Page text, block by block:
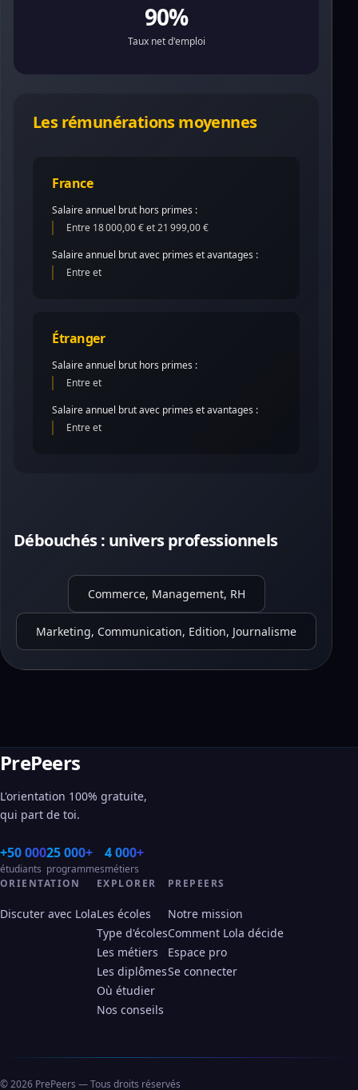
90%
Taux net d'emploi
Les rémunérations moyennes
France
Salaire annuel brut hors primes :
Entre 18 000,00 € et 21 999,00 €
Salaire annuel brut avec primes et avantages :
Entre et
Étranger
Salaire annuel brut hors primes :
Entre et
Salaire annuel brut avec primes et avantages :
Entre et
Débouchés : univers professionnels
Commerce, Management, RH
Marketing, Communication, Edition, Journalisme
PrePeers
L'orientation 100% gratuite,
qui part de toi.
+50 000
étudiants
25 000+
programmes
4 000+
métiers
ORIENTATION
Discuter avec Lola
EXPLORER
Les écoles
Type d'écoles
Les métiers
Les diplômes
Où étudier
Nos conseils
PREPEERS
Notre mission
Comment Lola décide
Espace pro
Se connecter
© 2026 PrePeers — Tous droits réservés